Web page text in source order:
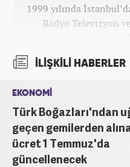
1999 yılında
Radyo Televizyon
yılında lisans
yıl boyunca
bir haber kanalında
Ardından
görevinde bulundu.
Kanal 7 Medya
İLİŞKİLİ HABERLER
EKONOMİ
Türk Boğazları'ndan
geçen gemilerden
ücret 1 Temmuz'da
güncellenecek